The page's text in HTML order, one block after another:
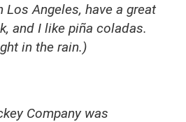
Los Angeles, have a great
and I like piña coladas.
in the rain.)
Company was